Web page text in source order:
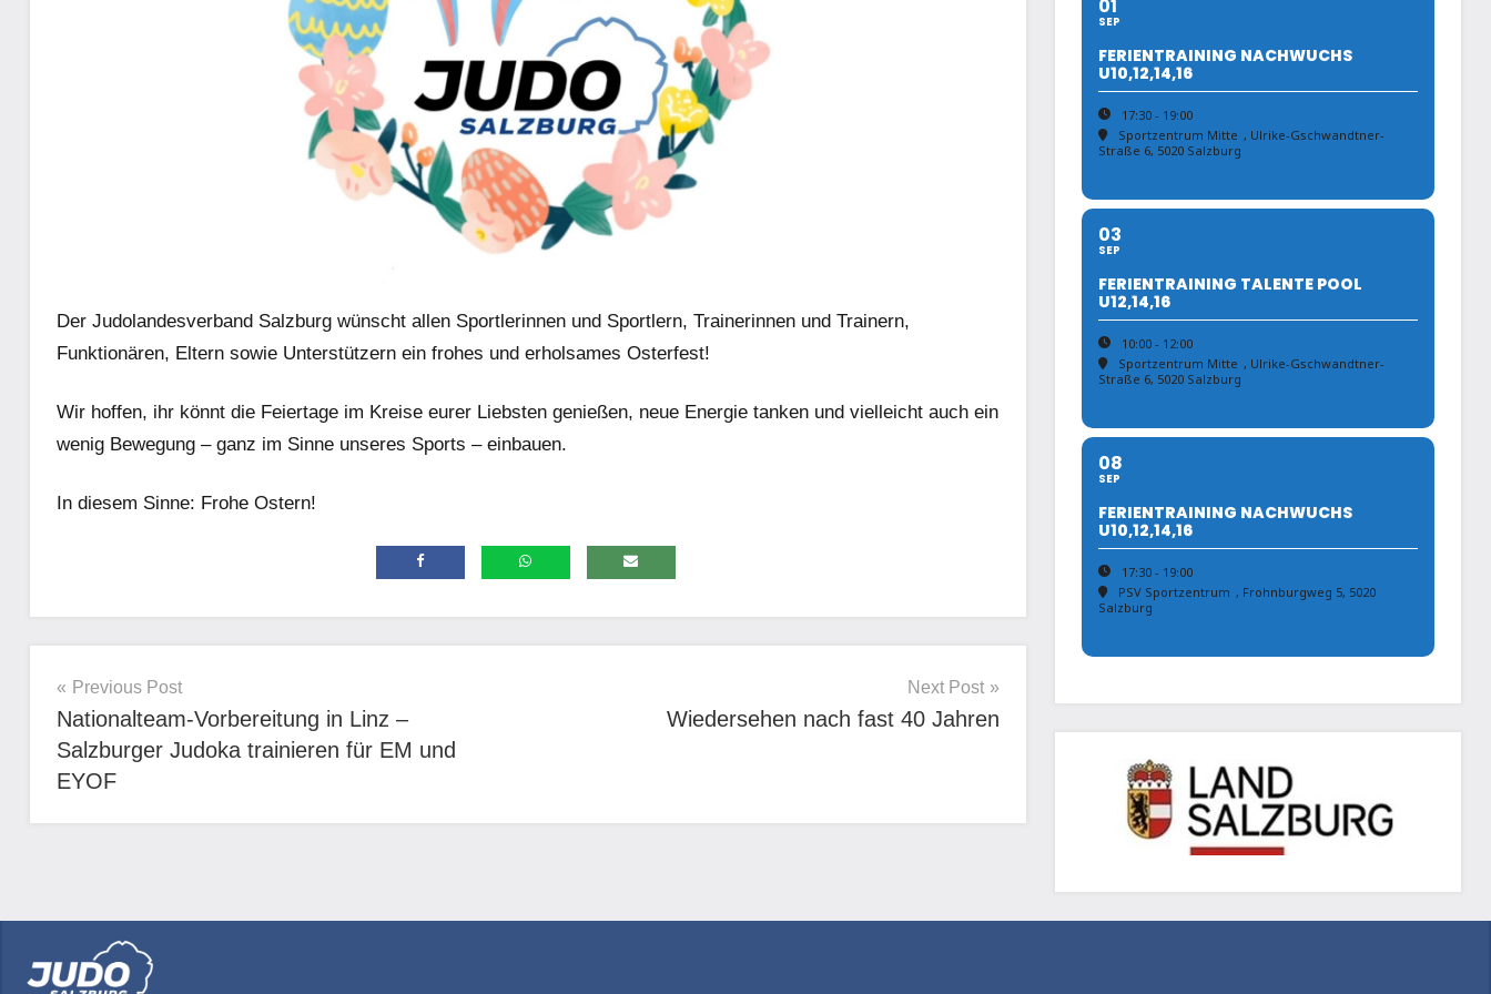
Der Judolandesverband Salzburg wünscht allen Sportlerinnen und Sportlern, Trainerinnen und Trainern,
Funktionären, Eltern sowie Unterstützern ein frohes und erholsames Osterfest!
Wir hoffen, ihr könnt die Feiertage im Kreise eurer Liebsten genießen, neue Energie tanken und vielleicht auch ein
wenig Bewegung – ganz im Sinne unseres Sports – einbauen.
In diesem Sinne: Frohe Ostern!
Beitragsnavigation
Previous Post
Nationalteam-Vorbereitung in Linz –
Salzburger Judoka trainieren für EM und
EYOF
Next Post
Wiedersehen nach fast 40 Jahren
01
SEP
FERIENTRAINING NACHWUCHS
U10,12,14,16
17:30 - 19:00
Sportzentrum Mitte , Ulrike-Gschwandtner-
Straße 6, 5020 Salzburg
03
SEP
FERIENTRAINING TALENTE POOL
U12,14,16
10:00 - 12:00
Sportzentrum Mitte , Ulrike-Gschwandtner-
Straße 6, 5020 Salzburg
08
SEP
FERIENTRAINING NACHWUCHS
U10,12,14,16
17:30 - 19:00
PSV Sportzentrum , Frohnburgweg 5, 5020
Salzburg